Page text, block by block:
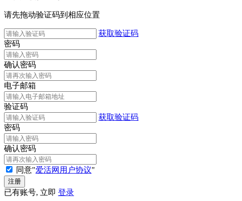
请先拖动验证码到相应位置
获取验证码
密码
确认密码
电子邮箱
验证码
获取验证码
密码
确认密码
同意"爱活网用户协议"
已有账号, 立即 登录